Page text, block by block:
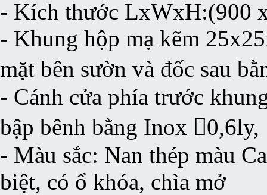
- Kích thước LxWxH:(900
- Khung hộp mạ kẽm
mặt bên sườn và đốc sau
- Cánh cửa phía trước
bập bênh bằng Inox 0,6ly,
- Màu sắc: Nan thép màu
biệt, có ổ khóa, chìa mở